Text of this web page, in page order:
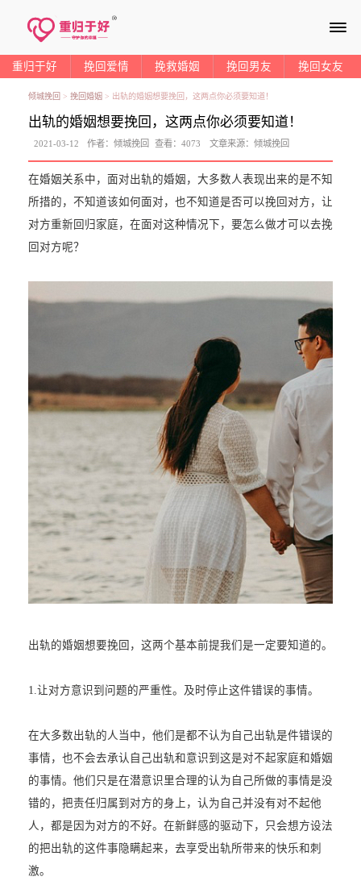
≡
重归于好 挽回爱情 挽救婚姻 挽回男友 挽回女友
倾城挽回 > 挽回婚姻 > 出轨的婚姻想要挽回，这两点你必须要知道！
出轨的婚姻想要挽回，这两点你必须要知道！
2021-03-12 作者：倾城挽回 查看：4073 文章来源： 倾城挽回
在婚姻关系中，面对出轨的婚姻，大多数人表现出来的是不知
所措的，不知道该如何面对，也不知道是否可以挽回对方，让
对方重新回归家庭，在面对这种情况下，要怎么做才可以去挽
回对方呢？
出轨的婚姻想要挽回，这两个基本前提我们是一定要知道的。
1.让对方意识到问题的严重性。及时停止这件错误的事情。
在大多数出轨的人当中，他们是都不认为自己出轨是件错误的
事情，也不会去承认自己出轨和意识到这是对不起家庭和婚姻
的事情。他们只是在潜意识里合理的认为自己所做的事情是没
错的，把责任归属到对方的身上，认为自己并没有对不起他
人，都是因为对方的不好。在新鲜感的驱动下，只会想方设法
的把出轨的这件事隐瞒起来，去享受出轨所带来的快乐和刺
激。